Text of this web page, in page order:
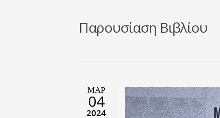
Παρουσίαση Βιβλίου
ΜΑΡ
04
2024